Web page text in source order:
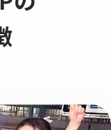
rivets-pop-
object/
on value of type